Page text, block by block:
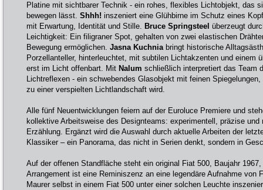
Platine mit sichtbarer Technik - ein rohes, flexibles Lichtobjekt, das
bewegen lässt. Shhh! inszeniert eine Glühbirne im Schutz eines
mit Erwartung, Identität und Stille. Bruce Springsteel überzeugt
Leichtigkeit: Ein filigraner Spot, gehalten von zwei elastischen
Bewegung ermöglichen. Jasna Kuchniabringt historische
Porzellanteller, hinterleuchtet, mit subtilen Lichtakzenten und einem
erst im Licht offenbart. Mit Nalum schließlich interpretiert das Team
Lichtreflexen - ein schwebendes Glasobjekt mit feinen
zu einer verspielten Lichtlandschaft wird.
Alle fünf Neuentwicklungen feiern auf der Euroluce Premiere und
kollektive Arbeitsweise des Designteams: experimentell, präzise
Erzählung. Ergänzt wird die Auswahl durch aktuelle Arbeiten der
Klassiker – ein Panorama, das nicht in Serien denkt, sondern in
Auf der offenen Standfläche steht ein original Fiat 500, Baujahr
Arrangement ist eine Reminiszenz an eine legendäre Aufnahme von
Maurer selbst in einem Fiat 500 unter einer solchen Leuchte